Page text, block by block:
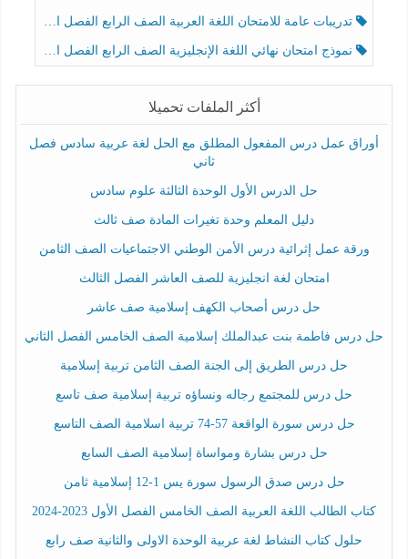
تدريبات عامة للامتحان اللغة العربية الصف الرابع الفصل الثالث
نموذج امتحان نهائي اللغة الإنجليزية الصف الرابع الفصل الثالث
أكثر الملفات تحميلا
أوراق عمل درس المفعول المطلق مع الحل لغة عربية سادس فصل
ثاني
حل الدرس الأول الوحدة الثالثة علوم سادس
دليل المعلم وحدة تغيرات المادة صف ثالث
ورقة عمل إثرائية درس الأمن الوطني الاجتماعيات الصف الثامن
امتحان لغة انجليزية للصف العاشر الفصل الثالث
حل درس أصحاب الكهف إسلامية صف عاشر
حل درس فاطمة بنت عبدالملك إسلامية الصف الخامس الفصل الثاني
حل درس الطريق إلى الجنة الصف الثامن تربية إسلامية
حل درس للمجتمع رجاله ونساؤه تربية إسلامية صف تاسع
حل درس سورة الواقعة 57-74 تربية اسلامية الصف التاسع
حل درس بشارة ومواساة إسلامية الصف السابع
حل درس صدق الرسول سورة يس 1-12 إسلامية ثامن
كتاب الطالب اللغة العربية الصف الخامس الفصل الأول 2023-2024
حلول كتاب النشاط لغة عربية الوحدة الاولى والثانية صف رابع